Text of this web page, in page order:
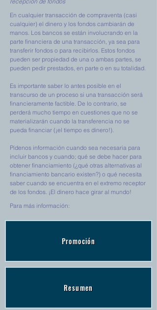
En cualquier transacción de compraventa (casi
cualquier) el dinero y los fondos cambiarán de
manos. Los bancos se están involucrando en la
parte financiera de una transacción, ya sea para
transferir fondos o para recibirlos. Estos fondos
pueden ser propiedad de una o ambas partes, se
pueden pedir prestados, en parte o en su totalidad.
Es importante saber lo antes posible en el
transcurso de un proceso si una transacción será
financieramente factible. De lo contrario, se
perderá mucho tiempo en cuestiones que no se
materializarán cuando la transferencia no se
pueda financiar (¡el tiempo es dinero!).
Pídenos información cuando sea necesaria para
incluir bancos y cuando; qué se debe hacer para
obtener financiamiento (¿qué otras alternativas al
financiamiento bancario existen?) o qué necesita
saber cuando se encuentra en el extremo receptor
de los fondos. ¡El dinero hace girar al mundo!
Para más información:
Promoción
Resumen